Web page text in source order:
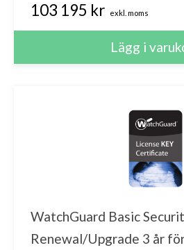
103 195 kr exkl. moms
WatchGuard Basic
Renewal/Upgrade 3 år